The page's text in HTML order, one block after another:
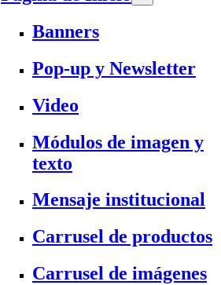
Banners
Pop-up y Newsletter
Video
Módulos de imagen y
texto
Mensaje institucional
Carrusel de productos
Carrusel de imágenes